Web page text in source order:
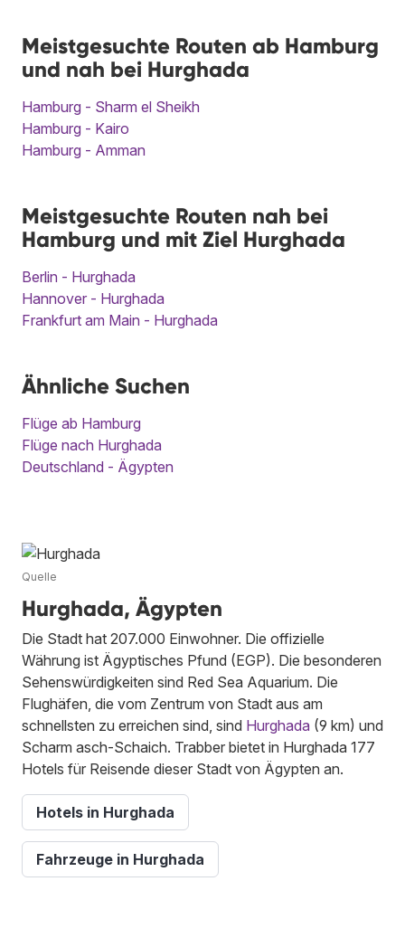
Meistgesuchte Routen ab Hamburg
und nah bei Hurghada
Hamburg - Sharm el Sheikh
Hamburg - Kairo
Hamburg - Amman
Meistgesuchte Routen nah bei
Hamburg und mit Ziel Hurghada
Berlin - Hurghada
Hannover - Hurghada
Frankfurt am Main - Hurghada
Ähnliche Suchen
Flüge ab Hamburg
Flüge nach Hurghada
Deutschland - Ägypten
Quelle
Hurghada, Ägypten
Die Stadt hat 207.000 Einwohner. Die offizielle
Währung ist Ägyptisches Pfund (EGP). Die besonderen
Sehenswürdigkeiten sind Red Sea Aquarium. Die
Flughäfen, die vom Zentrum von Stadt aus am
schnellsten zu erreichen sind, sind Hurghada (9 km) und
Scharm asch-Schaich. Trabber bietet in Hurghada 177
Hotels für Reisende dieser Stadt von Ägypten an.
Hotels in Hurghada
Fahrzeuge in Hurghada